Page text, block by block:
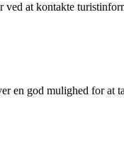
at kontakte
god mulighed for at